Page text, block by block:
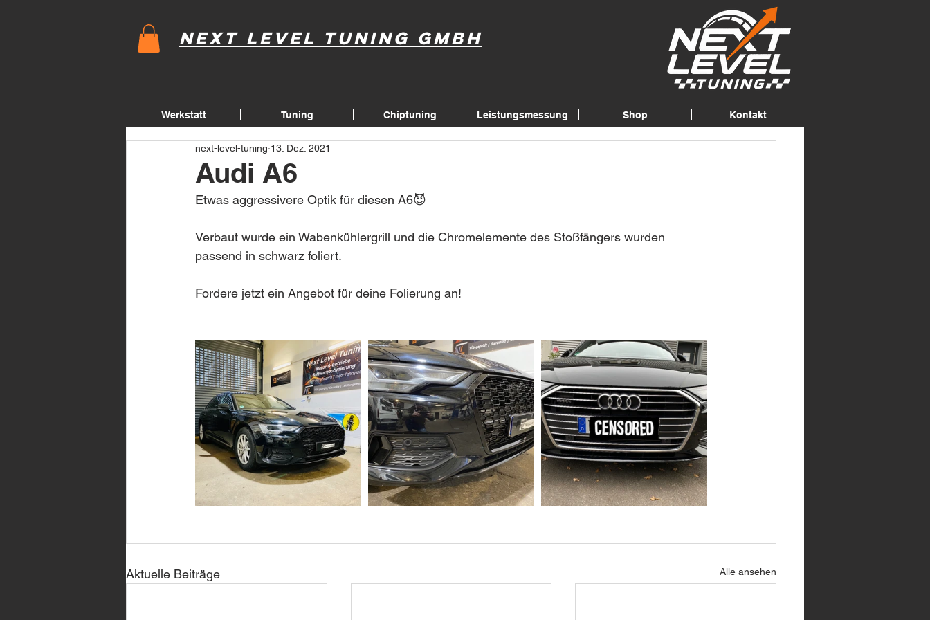
Next Level Tuning GmbH
Werkstatt Tuning Chiptuning Leistungsmessung Shop Kontakt
Audi A6
next-level-tuning 13. Dez. 2021
Etwas aggressivere Optik für diesen A6😈
Verbaut wurde ein Wabenkühlergrill und die Chromelemente des Stoßfängers wurden
passend in schwarz foliert.
Fordere jetzt ein Angebot für deine Folierung an!
Aktuelle Beiträge Alle ansehen